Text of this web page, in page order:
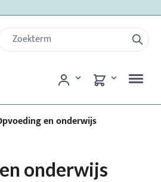
en onderwijs
onderwijs